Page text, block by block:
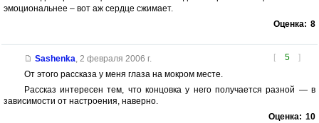
эмоциональнее – вот аж сердце сжимает.
Оценка: 8
[ 5 ]
Sashenka, 2 февраля 2006 г.
От этого рассказа у меня глаза на мокром месте.
Рассказ интересен тем, что концовка у него получается разной — в
зависимости от настроения, наверно.
Оценка: 10